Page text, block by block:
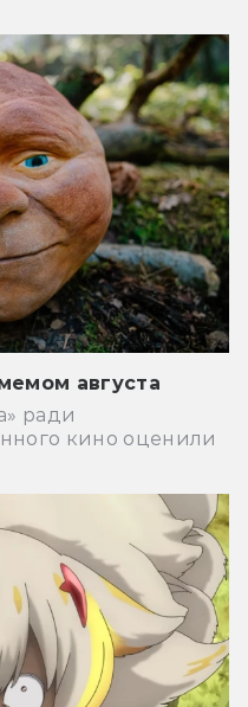
августа
ради
кино оценили